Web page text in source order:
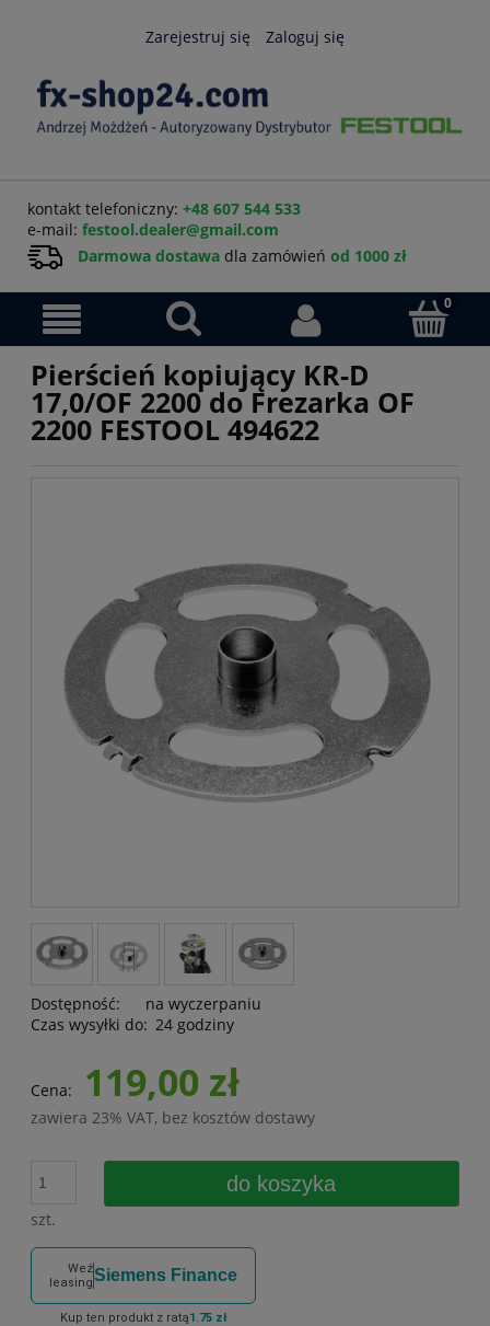
Zarejestruj się Zaloguj się
kontakt telefoniczny: +48 607 544 533
e-mail: festool.dealer@gmail.com
Darmowa dostawa dla zamówień od 1000 zł
Pierścień kopiujący KR-D
17,0/OF 2200 do Frezarka OF
2200 FESTOOL 494622
Dostępność:
na wyczerpaniu
Czas wysyłki do: 24 godziny
Cena: 119,00 zł
zawiera 23% VAT, bez kosztów dostawy
szt.
do koszyka
Weź
leasingSiemens Finance
Kup ten produkt z ratą1.75 zł